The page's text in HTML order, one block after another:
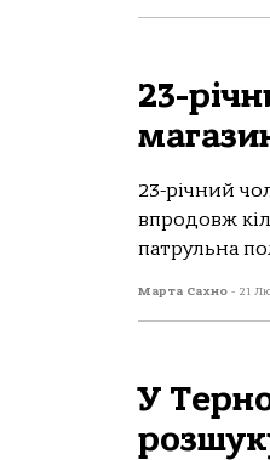
23-
23-річний
впродовж
патрульна
Марта Сахно - 21
У